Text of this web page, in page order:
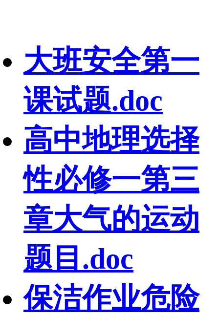
大班安全第一
课试题.doc
高中地理选择
性必修一第三
章大气的运动
题目.doc
保洁作业危险